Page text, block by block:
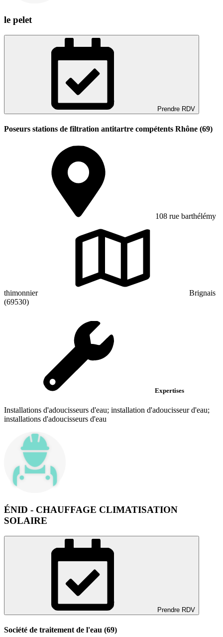
le pelet
Prendre RDV
Poseurs stations de filtration antitartre compétents Rhône (69)
108 rue barthélémy
thimonnier
Brignais
(69530)
Expertises
Installations d'adoucisseurs d'eau; installation d'adoucisseur d'eau;
installations d'adoucisseurs d'eau
ÉNID - CHAUFFAGE CLIMATISATION
SOLAIRE
Prendre RDV
Société de traitement de l'eau (69)